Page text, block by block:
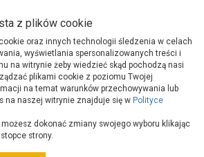
Budowa i remont
Deszcz? Niech pada!
pada!
z plików cookie
oraz innych technologii śledzenia w celach
wyświetlania spersonalizowanych treści i
na witrynie żeby wiedzieć skąd pochodzą nasi
plikami cookie z poziomu Twojej
na temat warunków przechowywania lub
na naszej witrynie znajduje się w Polityce
dokonać zmiany swojego wyboru klikając
strony.